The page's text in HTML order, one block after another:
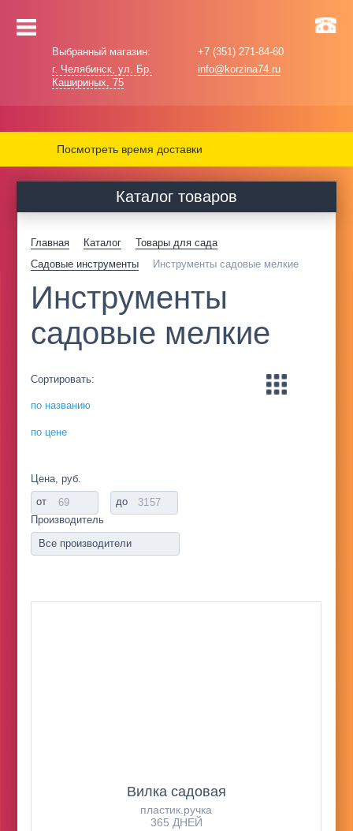
Выбранный магазин:
г. Челябинск, ул. Бр.
Кашириных, 75
+7 (351) 271-84-60
info@korzina74.ru
Посмотреть время доставки
Каталог товаров
Главная Каталог
Товары для сада
Садовые инструменты
Инструменты садовые мелкие
Инструменты
садовые мелкие
Сортировать:
по названию
по цене
Цена, руб.
от
до
Производитель
Все производители
Вилка садовая
пластик.ручка
365 ДНЕЙ